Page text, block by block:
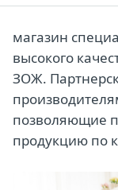
магазин
высокого
ЗОЖ.
позволяющие
продукцию по